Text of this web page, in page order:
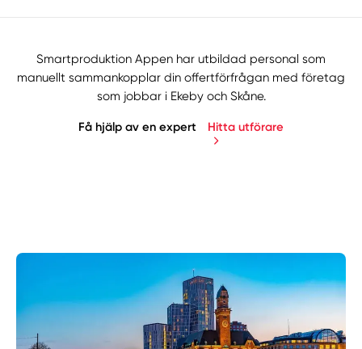
Välj tillvägagångssätt
Smartproduktion Appen har utbildad personal som
manuellt sammankopplar din offertförfrågan med företag
som jobbar i Ekeby och Skåne.
Få hjälp av en expert Hitta utförare